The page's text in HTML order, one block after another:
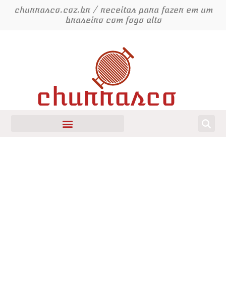
churrasco.coz.br / receitas para fazer em um
braseiro com fogo alto
churrasco